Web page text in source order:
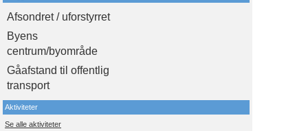
Afsondret / uforstyrret
Byens
centrum/byområde
Gåafstand til offentlig
transport
Aktiviteter
Se alle aktiviteter